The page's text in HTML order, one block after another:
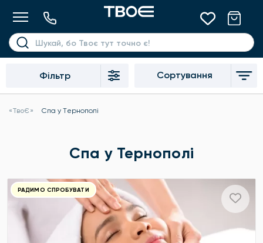
Фільтр Сортування
«ТвоЄ» Спа у Тернополі
Спа у Тернополі
РАДИМО СПРОБУВАТИ